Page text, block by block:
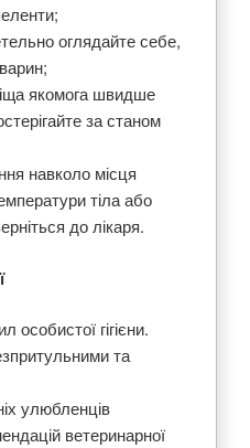
оглядайте себе,
якомога швидше
за станом
навколо місця
тіла або
до лікаря.
особистої гігієни.
та
улюбленців
ветеринарної